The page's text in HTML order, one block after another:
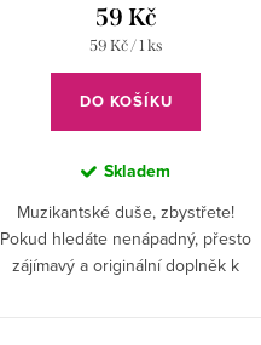
59 Kč
Měrná
cena:
59 Kč / 1 ks
DO KOŠÍKU
Skladem
Muzikantské duše, zbystřete!
Pokud hledáte nenápadný, přesto
zájímavý a originální doplněk k